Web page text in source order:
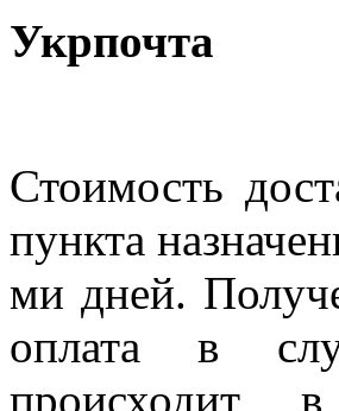
Укрпочта
Стоимость
пункта
ми дней.
оплата в
происходит